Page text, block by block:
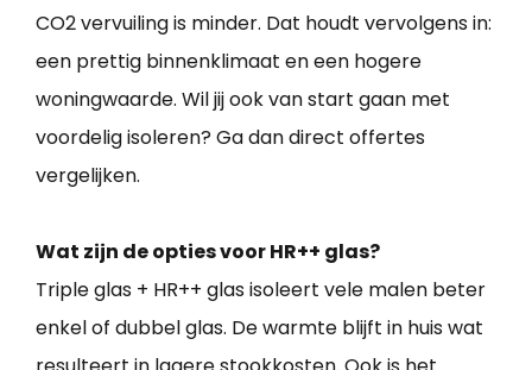
CO2 vervuiling is minder. Dat houdt vervolgens in:
een prettig binnenklimaat en een hogere
woningwaarde. Wil jij ook van start gaan met
voordelig isoleren? Ga dan direct offertes
vergelijken.
Wat zijn de opties voor HR++ glas?
Triple glas + HR++ glas isoleert vele malen beter
enkel of dubbel glas. De warmte blijft in huis wat